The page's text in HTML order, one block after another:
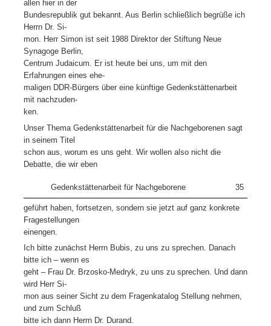
allen hier in der
Bundesrepublik gut bekannt. Aus Berlin schließlich begrüße ich
Herrn Dr. Si-
mon. Herr Simon ist seit 1988 Direktor der Stiftung Neue
Synagoge Berlin,
Centrum Judaicum. Er ist heute bei uns, um mit den
Erfahrungen eines ehe-
maligen DDR-Bürgers über eine künftige Gedenkstättenarbeit
mit nachzuden-
ken.
Unser Thema Gedenkstättenarbeit für die Nachgeborenen sagt
in seinem Titel
schon aus, worum es uns geht. Wir wollen also nicht die
Debatte, die wir eben
35
Gedenkstättenarbeit für Nachgeborene
geführt haben, fortsetzen, sondern sie jetzt auf ganz konkrete
Fragestellungen
einengen.
Ich bitte zunächst Herrn Bubis, zu uns zu sprechen. Danach
bitte ich – wenn es
geht – Frau Dr. Brzosko-Medryk, zu uns zu sprechen. Und dann
wird Herr Si-
mon aus seiner Sicht zu dem Fragenkatalog Stellung nehmen,
und zum Schluß
bitte ich dann Herrn Dr. Durand.